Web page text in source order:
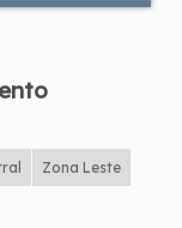
Zona Leste